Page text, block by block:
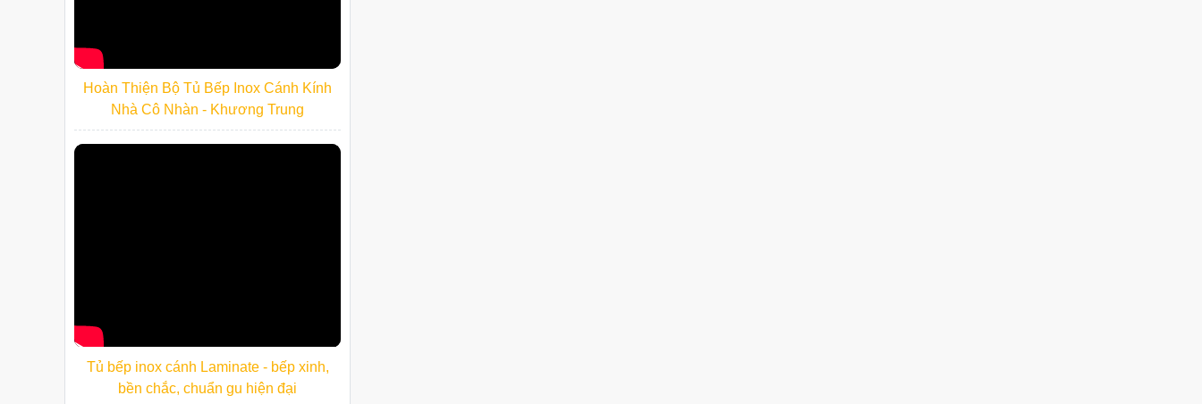
Hoàn Thiện Bộ Tủ Bếp Inox Cánh Kính
Nhà Cô Nhàn - Khương Trung
Tủ bếp inox cánh Laminate - bếp xinh,
bền chắc, chuẩn gu hiện đại